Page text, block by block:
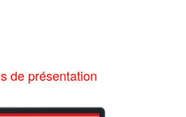
de présentation